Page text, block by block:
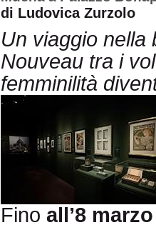
di Ludovica Zurzolo
Un viaggio nella
Nouveau tra i
femminilità
Fino all’8